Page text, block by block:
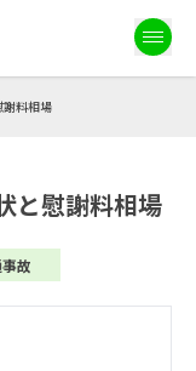
謝料相場
と慰謝料相場
故